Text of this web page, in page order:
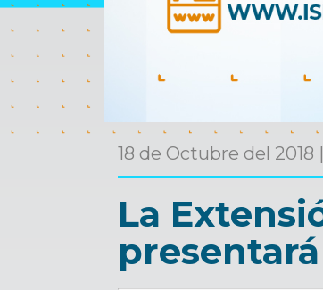
18 de Octubre del 2018 |
La